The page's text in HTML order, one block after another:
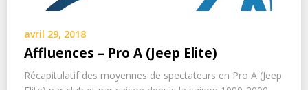
avril 29, 2018
Affluences – Pro A (Jeep Elite)
Récapitulatif des moyennes de spectateurs en Pro A (Jeep